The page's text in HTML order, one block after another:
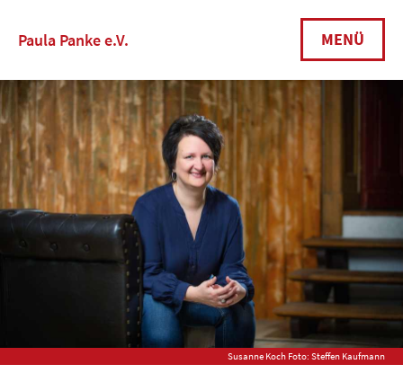
Paula Panke e.V. MENÜ
Susanne Koch Foto: Steffen Kaufmann